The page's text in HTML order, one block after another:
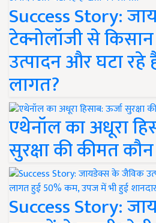
Success Story:
टेक्नोलॉजी से
उत्पादन और घटा रहे
लागत?
एथेनॉल का अधूरा
सुरक्षा की कीमत
Success Story: